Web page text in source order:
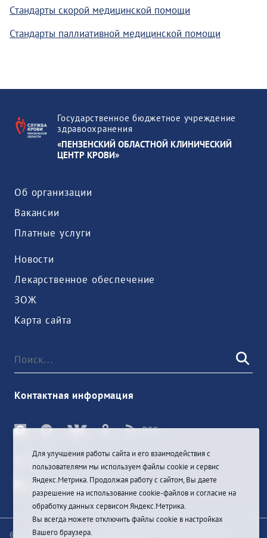
Стандарты скорой медицинской помощи
Стандарты паллиативной медицинской помощи
Государственное бюджетное учреждение
здравоохранения
«ПЕНЗЕНСКИЙ ОБЛАСТНОЙ КЛИНИЧЕСКИЙ
ЦЕНТР КРОВИ»
Об организации
Вакансии
Платные услуги
Новости
Лекарственное обеспечение
ЗОЖ
Карта сайта
Контактная информация
Войти
© При цитировании информации с сайта ссылка на
Для улучшения работы сайта и его взаимодействия с
пользователями мы используем файлы cookie и сервис
Яндекс.Метрика. Продолжая работу с сайтом, Вы даете
разрешение на использование cookie-файлов и согласие на
обработку данных сервисом Яндекс.Метрика.
Вы всегда можете отключить файлы cookie в настройках
Вашего браузера.